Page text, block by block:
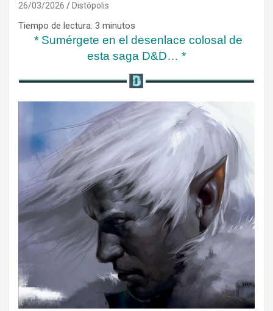
26/03/2026 Distópolis
Tiempo de lectura: 3 minutos
* Sumérgete en el desenlace colosal de
esta saga D&D… *